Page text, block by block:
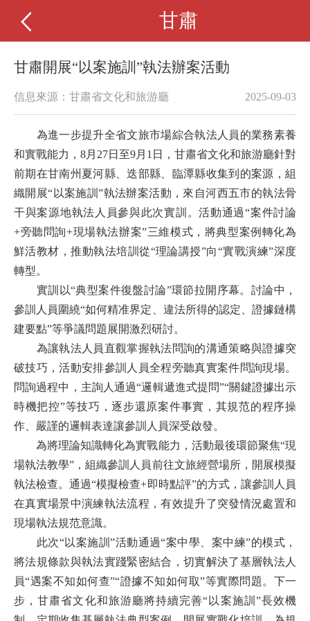
甘肅
甘肅開展“以案施訓”執法辦案活動
信息來源：甘肅省文化和旅游廳 2025-09-03
為進一步提升全省文旅市場綜合執法人員的業務素養
和實戰能力， 8月27日至9月1日， 甘肅省文化和旅游廳針對
前期在甘南州夏河縣、迭部縣、臨潭縣收集到的案源，組
織開展“以案施訓”執法辦案活動，來自河西五市的執法骨
干與案源地執法人員參與此次實訓。活動通過“案件討論
+旁聽問詢+現場執法辦案”三維模式，將典型案例轉化為
鮮活教材，推動執法培訓從“理論講授”向“實戰演練”深度
轉型。
實訓以“典型案件復盤討論”環節拉開序幕。討論中，
參訓人員圍繞“如何精准界定、違法所得的認定、證據鏈構
建要點”等爭議問題展開激烈研討。
為讓執法人員直觀掌握執法問詢的溝通策略與證據突
破技巧，活動安排參訓人員全程旁聽真實案件問詢現場。
問詢過程中，主詢人通過“邏輯遞進式提問”“關鍵證據出示
時機把控”等技巧，逐步還原案件事實，其規范的程序操
作、嚴謹的邏輯表達讓參訓人員深受啟發。
為將理論知識轉化為實戰能力，活動最後環節聚焦“現
場執法教學”，組織參訓人員前往文旅經營場所，開展模擬
執法檢查。通過“模擬檢查+即時點評”的方式，讓參訓人員
在真實場景中演練執法流程，有效提升了突發情況處置和
現場執法規范意識。
此次“以案施訓”活動通過“案中學、案中練”的模式，
將法規條款與執法實踐緊密結合，切實解決了基層執法人
員“遇案不知如何查”“證據不知如何取”等實際問題。下一
步，甘肅省文化和旅游廳將持續完善“以案施訓”長效機